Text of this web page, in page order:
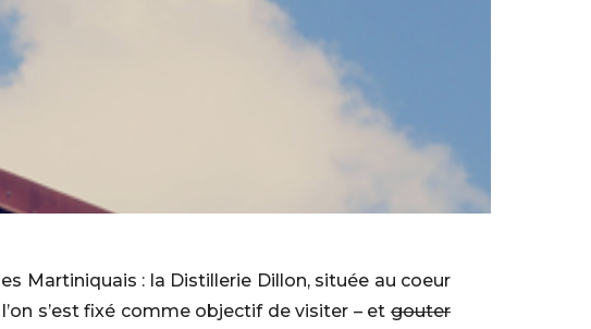
Martiniquais : la Distillerie Dillon, située au coeur
s’est fixé comme objectif de visiter – et gouter